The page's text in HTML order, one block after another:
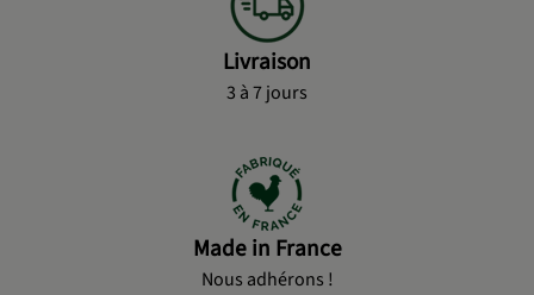
Livraison
3 à 7 jours
Made in France
Nous adhérons !